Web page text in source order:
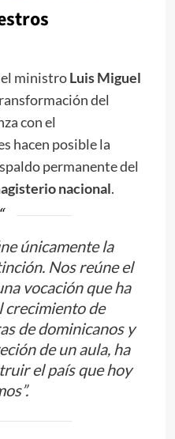
ministroLuis Miguel
del
con el
hacen posible la
permanente del
nacional.
únicamente la
Nos reúne el
vocación que ha
crecimiento de
de dominicanos y
de un aula, ha
el país que hoy